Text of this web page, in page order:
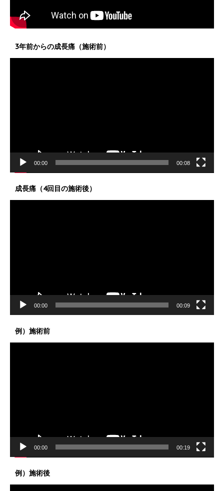
3年前からの成長痛（施術前）
00:00 00:08
成長痛（4回目の施術後）
00:00 00:09
例）施術前
00:00 00:19
例）施術後